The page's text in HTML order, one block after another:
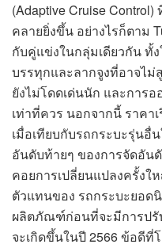
(Adaptive Cruise
คลายยิ่งขึ้น อย่างไรก็ตาม
กับคู่แข่งในกลุ่มเดียวกัน ทั้
บรรทุกและลากจูงที่อาจไม่
ยังไม่โดดเด่นนัก และการ
เท่าที่ควร นอกจากนี้ ราคา
เมื่อเทียบกับรถกระบะรุ่นอื่
อันดับท้ายๆ ของการจัดอัน
คอยการเปลี่ยนแปลงครั้งใ
ตัวแทนของ รถกระบะยอด
ผลิตภัณฑ์ก่อนที่จะมีการปรั
จะเกิดขึ้นในปี 2566 ข้อดีที่